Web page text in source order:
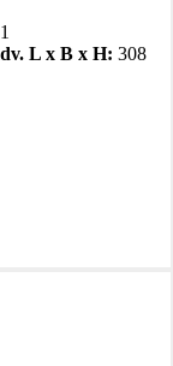
1
L x B x H: 308